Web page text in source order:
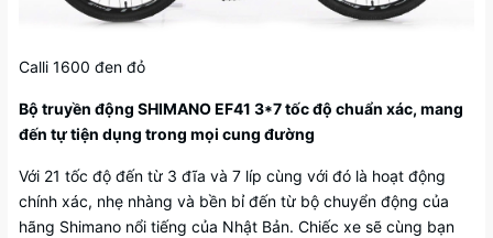
Calli 1600 đen đỏ
Bộ truyền động SHIMANO EF41 3*7 tốc độ chuẩn xác, mang
đến tự tiện dụng trong mọi cung đường
Với 21 tốc độ đến từ 3 đĩa và 7 líp cùng với đó là hoạt động
chính xác, nhẹ nhàng và bền bỉ đến từ bộ chuyển động của
hãng Shimano nổi tiếng của Nhật Bản. Chiếc xe sẽ cùng bạn